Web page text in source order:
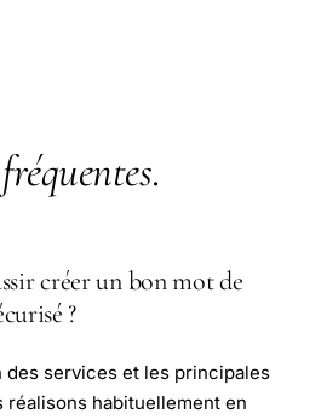
fréquentes.
créer un bon mot de
?
des services et les principales
réalisons habituellement en